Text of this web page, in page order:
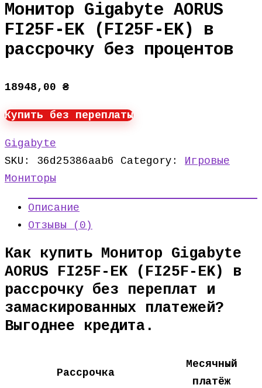
Монитор Gigabyte AORUS
FI25F-EK (FI25F-EK) в
рассрочку без процентов
18948,00 ₴
Купить без переплаты
Gigabyte
SKU: 36d25386aab6 Category: Игровые
Мониторы
Описание
Отзывы (0)
Как купить Монитор Gigabyte
AORUS FI25F-EK (FI25F-EK) в
рассрочку без переплат и
замаскированных платежей?
Выгоднее кредита.
Рассрочка
Месячный
платёж